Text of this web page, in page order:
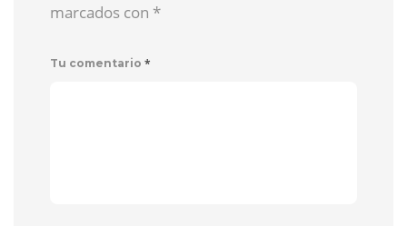
marcados con *
Tu comentario *